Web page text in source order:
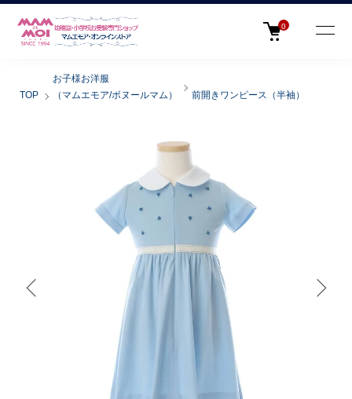
0
TOP
お子様お洋服
（マムエモア/ボヌールマム）
前開きワンピース（半袖）